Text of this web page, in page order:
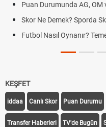
Puan Durumunda AG, OM
Skor Ne Demek? Sporda
Futbol Nasıl Oynanır?
KEŞFET
iddaa Canlı Skor Puan Durumu
Transfer Haberleri TV'de Bugün